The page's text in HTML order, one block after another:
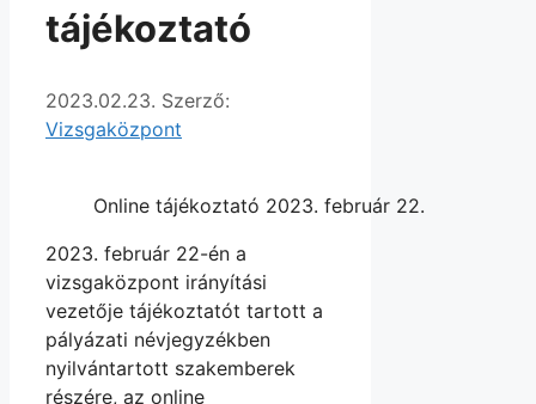
tájékoztató
2023.02.23. Szerző:
Vizsgaközpont
Online tájékoztató 2023. február 22.
2023. február 22-én a
vizsgaközpont irányítási
vezetője tájékoztatót tartott a
pályázati névjegyzékben
nyilvántartott szakemberek
részére, az online